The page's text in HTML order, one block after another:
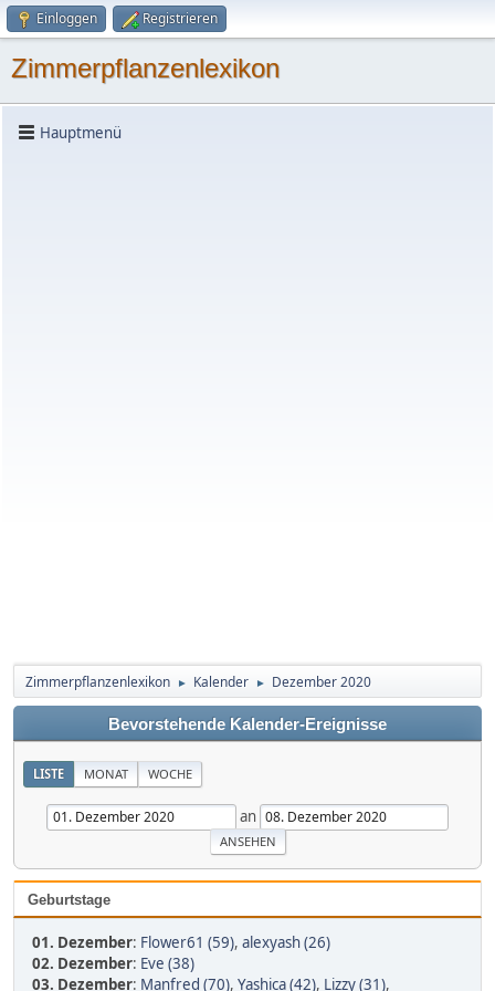
Einloggen Registrieren
Zimmerpflanzenlexikon
Hauptmenü
Zimmerpflanzenlexikon ► Kalender ► Dezember 2020
Bevorstehende Kalender-Ereignisse
LISTE MONAT WOCHE
an
Geburtstage
01. Dezember: Flower61 (59), alexyash (26)
02. Dezember: Eve (38)
03. Dezember: Manfred (70), Yashica (42), Lizzy (31),